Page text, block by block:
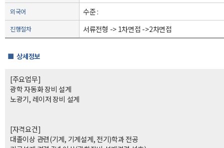
외국어 수준 :
진행절차 서류전형 -> 1차면접 ->2차면접
■ 상세정보
[주요업무]
광학 자동화 장비 설계
노광기, 레이저 장비 설계
[자격요건]
대졸이상 관련(기계, 기계설계, 전기)학과 전공